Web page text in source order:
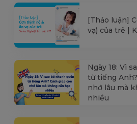
[Thảo luận]
vạ) của trẻ |
Ngày 18: Vì
từ tiếng
nhớ lâu mà
nhiều